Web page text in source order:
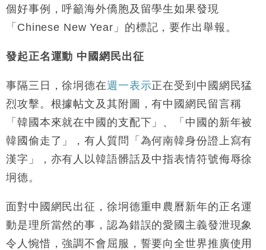
個好事例，呼籲海外僑胞及留學生如果發現
「Chinese New Year」的標記，要作出舉報。
發起正名運動 中國網民出征
事隔三日，徐坰德在週一表示正在受到中國網民猛
烈攻擊。根據帖文及其附圖，有中國網民留言稱
「韓國本來就在中國的支配下」、「中國的新年被
韓國偷走了」，有人質問「為何南韓身份證上寫有
漢字」，亦有人以韓語髒話及中指表情符號侮辱徐
坰德。
面對中國網民出征，徐坰德重申農曆新年的正名運
動是理所當然的事，認為錯誤的愛國主義發泄現象
令人惋惜，強調不會屈服，誓要向全世界推廣使用